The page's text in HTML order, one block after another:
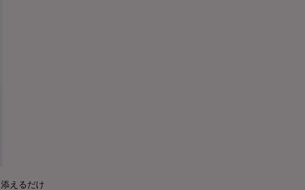
えるだけ